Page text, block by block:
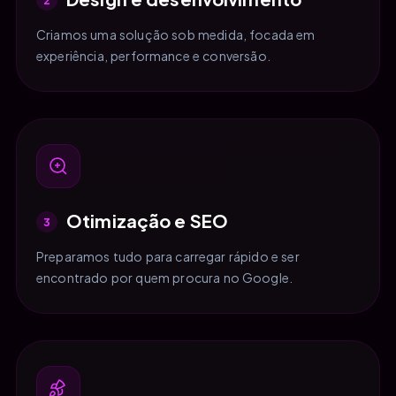
Criamos uma solução sob medida, focada em
experiência, performance e conversão.
3 Otimização e SEO
Preparamos tudo para carregar rápido e ser
encontrado por quem procura no Google.